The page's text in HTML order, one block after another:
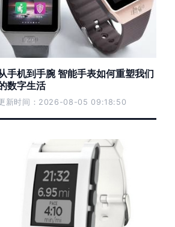
手机到手腕 智能手表如何重塑我们
数字生活
新时间：2026-08-05 09:18:50